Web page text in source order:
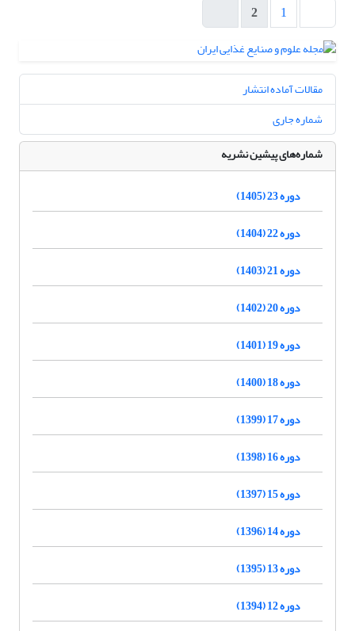
1
2
مقالات آماده انتشار
شماره جاری
شماره‌های پیشین نشریه
دوره 23 (1405)
دوره 22 (1404)
دوره 21 (1403)
دوره 20 (1402)
دوره 19 (1401)
دوره 18 (1400)
دوره 17 (1399)
دوره 16 (1398)
دوره 15 (1397)
دوره 14 (1396)
دوره 13 (1395)
دوره 12 (1394)